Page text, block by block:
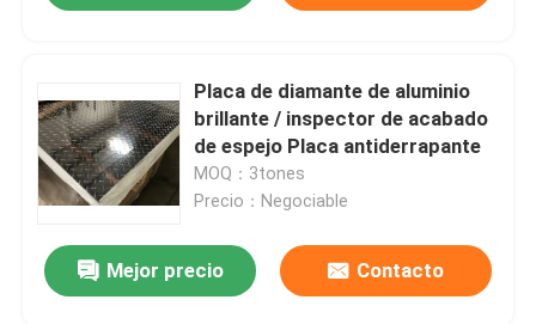
Productos
Videos
VR Show
Placa de diamante de aluminio
brillante / inspector de acabado
de espejo Placa antiderrapante
MOQ：3tones
Precio：Negociable
Mejor precio Contacto